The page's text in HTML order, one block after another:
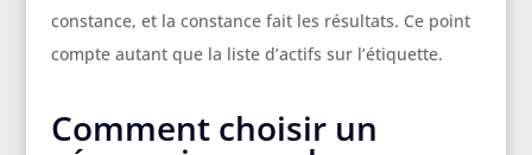
constance, et la constance fait les résultats. Ce point
compte autant que la liste d’actifs sur l’étiquette.
Comment choisir un